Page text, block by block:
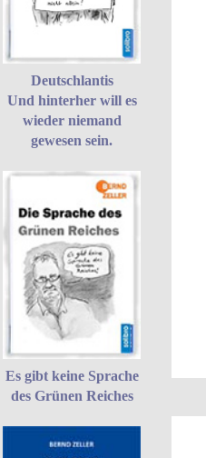
Deutschlantis
Und hinterher will es
wieder niemand
gewesen sein.
Es gibt keine Sprache
des Grünen Reiches